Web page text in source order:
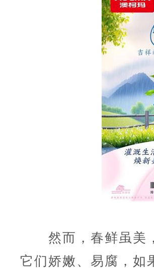
然而，春鲜虽美
它们娇嫩、易腐，如